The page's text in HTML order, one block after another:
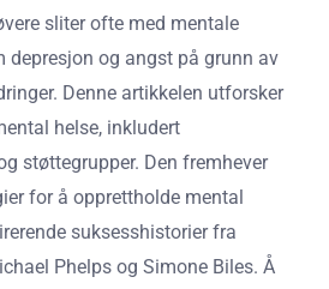
sliter ofte med mentale
depresjon og angst på grunn av
Denne artikkelen utforsker
helse, inkludert
støttegrupper. Den fremhever
for å opprettholde mental
suksesshistorier fra
Phelps og Simone Biles. Å